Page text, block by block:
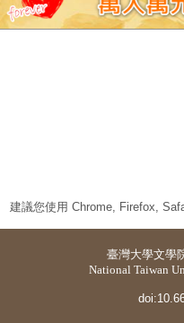
建議您使用 Chrome, Firefox,
臺灣大學文學
National Taiwan